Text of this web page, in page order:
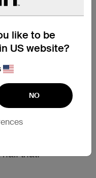
like to be
US website?
NO